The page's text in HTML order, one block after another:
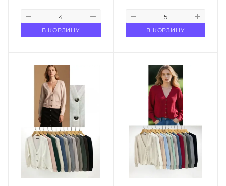
В КОРЗИНУ В КОРЗИНУ